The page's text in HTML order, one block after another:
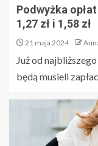
Podwyżka
1,27 zł i 1,58 zł
21 maja 2024
Już od
będą musieli